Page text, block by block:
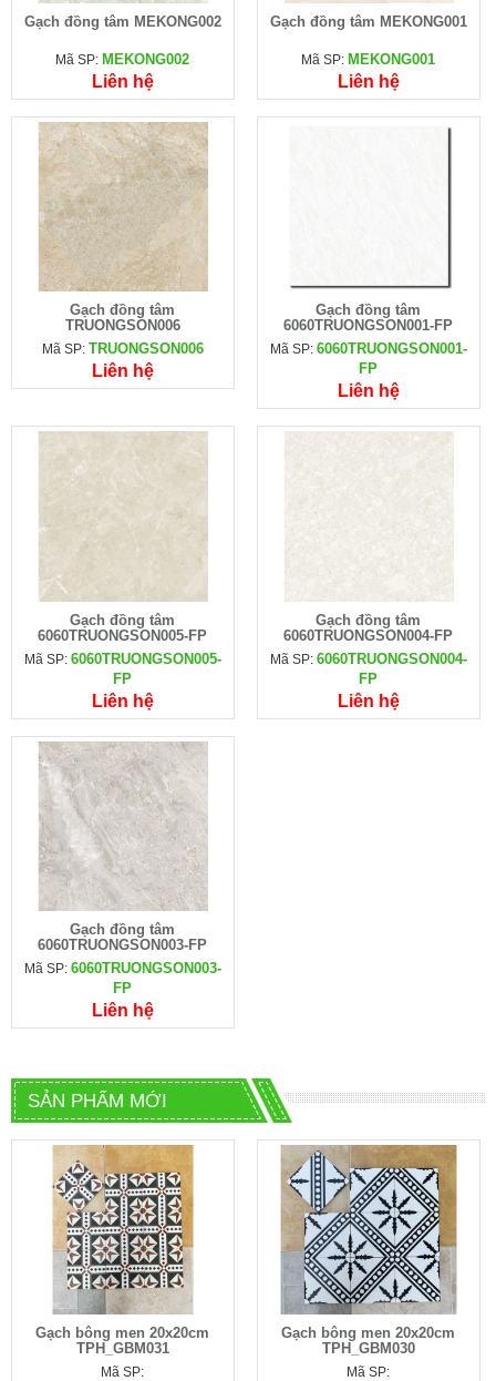
Gạch đồng tâm MEKONG002
Mã SP: MEKONG002
Liên hệ
Gạch đồng tâm MEKONG001
Mã SP: MEKONG001
Liên hệ
Gạch đồng tâm
TRUONGSON006
Mã SP: TRUONGSON006
Liên hệ
Gạch đồng tâm
6060TRUONGSON001-FP
Mã SP: 6060TRUONGSON001-
FP
Liên hệ
Gạch đồng tâm
6060TRUONGSON005-FP
Mã SP: 6060TRUONGSON005-
FP
Liên hệ
Gạch đồng tâm
6060TRUONGSON004-FP
Mã SP: 6060TRUONGSON004-
FP
Liên hệ
Gạch đồng tâm
6060TRUONGSON003-FP
Mã SP: 6060TRUONGSON003-
FP
Liên hệ
SẢN PHẨM MỚI
Gạch bông men 20x20cm
TPH_GBM031
Mã SP:
Gạch bông men 20x20cm
TPH_GBM030
Mã SP: